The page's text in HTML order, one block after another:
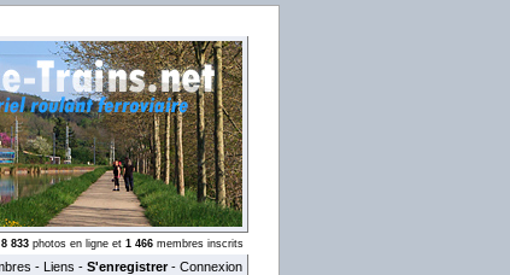
8 833 photos en ligne et 1 466 membres inscrits
- Liens - S'enregistrer- Connexion